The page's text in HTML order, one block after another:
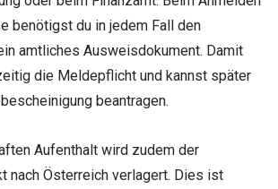
benötigst du in jedem Fall den
amtliches Ausweisdokument. Damit
die Meldepflicht und kannst später
beantragen.
Aufenthalt wird zudem der
nach Österreich verlagert. Dies ist